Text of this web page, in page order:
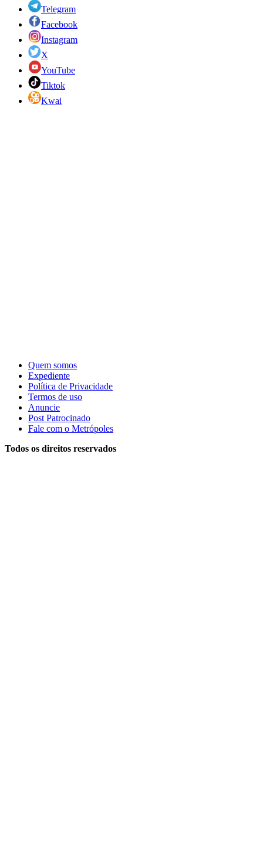
Telegram
Facebook
Instagram
X
YouTube
Tiktok
Kwai
Quem somos
Expediente
Política de Privacidade
Termos de uso
Anuncie
Post Patrocinado
Fale com o Metrópoles
Todos os direitos reservados